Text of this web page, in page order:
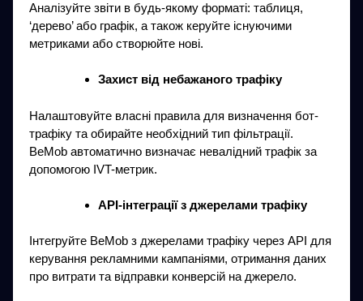
Аналізуйте звіти в будь-якому форматі: таблиця,
‘дерево’ або графік, а також керуйте існуючими
метриками або створюйте нові.
Захист від небажаного трафіку
Налаштовуйте власні правила для визначення бот-
трафіку та обирайте необхідний тип фільтрації.
BeMob автоматично визначає невалідний трафік за
допомогою IVT-метрик.
API-інтеграції з джерелами трафіку
Інтегруйте BeMob з джерелами трафіку через API для
керування рекламними кампаніями, отримання даних
про витрати та відправки конверсій на джерело.